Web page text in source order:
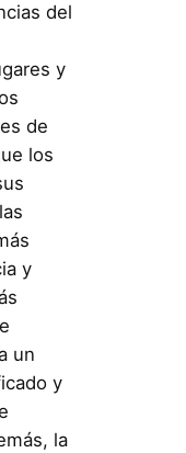
del
y
de
los
y
un
y
la